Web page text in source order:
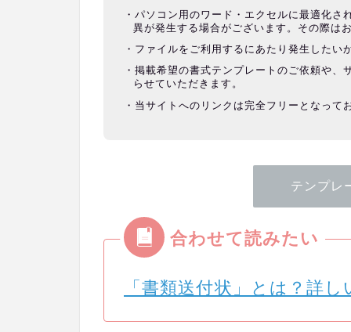
パソコン用のワード・エクセルに最適化さ
異が発生する場合がございます。その際は
ファイルをご利用するにあたり発生したい
掲載希望の書式テンプレートのご依頼や、
らせていただきます。
当サイトへのリンクは完全フリーとなって
テンプレ
「書類送付状」とは？詳